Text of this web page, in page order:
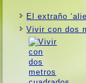
El extraño
Vivir con dos